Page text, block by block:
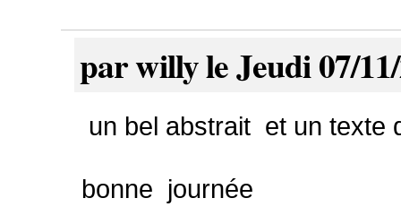
par willy le Jeudi 07/
un bel abstrait et un texte
bonne journée